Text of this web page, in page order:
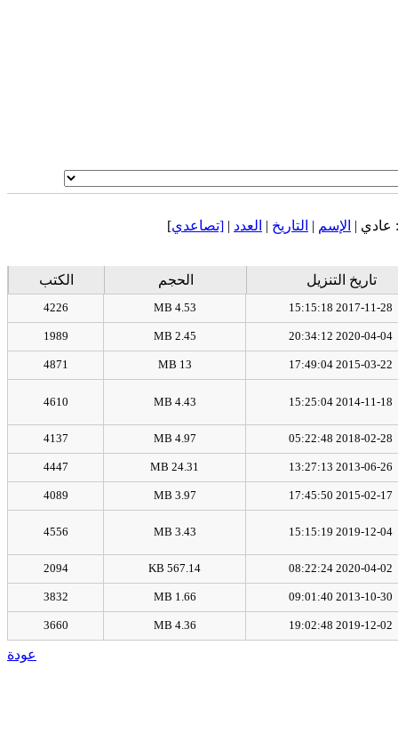
| الإسم | التاريخ | العدد | [تصاعدي]
تاريخ التنزيل الحجم الكتب
2017-11-28 15:15:18
4.53 MB
4226
2020-04-04 20:34:12
2.45 MB
1989
2015-03-22 17:49:04
13 MB
4871
2014-11-18 15:25:04
4.43 MB
4610
2018-02-28 05:22:48
4.97 MB
4137
2013-06-26 13:27:13
24.31 MB
4447
2015-02-17 17:45:50
3.97 MB
4089
2019-12-04 15:15:19
3.43 MB
4556
2020-04-02 08:22:24
567.14 KB
2094
2013-10-30 09:01:40
1.66 MB
3832
2019-12-02 19:02:48
4.36 MB
3660
عودة